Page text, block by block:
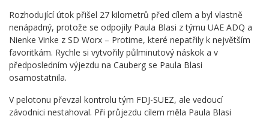
Rozhodující útok přišel 27 kilometrů před cílem a byl vlastně
nenápadný, protože se odpojily Paula Blasi z týmu UAE ADQ a
Nienke Vinke z SD Worx – Protime, které nepatřily k největším
favoritkám. Rychle si vytvořily půlminutový náskok a v
předposledním výjezdu na Cauberg se Paula Blasi
osamostatnila.
V pelotonu převzal kontrolu tým FDJ-SUEZ, ale vedoucí
závodnici nestahoval. Při průjezdu cílem měla Paula Blasi